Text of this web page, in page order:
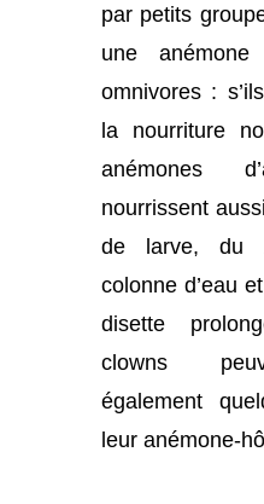
par petits
une
omnivores :
la nourriture
anémones
nourrissent
de larve, du
colonne d’eau
disette
clowns
également
leur anémone-